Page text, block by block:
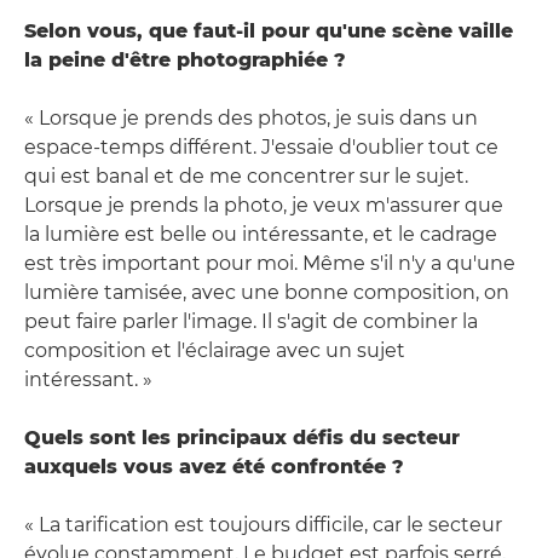
Selon vous, que faut-il pour qu'une scène vaille
la peine d'être photographiée ?
« Lorsque je prends des photos, je suis dans un
espace-temps différent. J'essaie d'oublier tout ce
qui est banal et de me concentrer sur le sujet.
Lorsque je prends la photo, je veux m'assurer que
la lumière est belle ou intéressante, et le cadrage
est très important pour moi. Même s'il n'y a qu'une
lumière tamisée, avec une bonne composition, on
peut faire parler l'image. Il s'agit de combiner la
composition et l'éclairage avec un sujet
intéressant. »
Quels sont les principaux défis du secteur
auxquels vous avez été confrontée ?
« La tarification est toujours difficile, car le secteur
évolue constamment. Le budget est parfois serré,